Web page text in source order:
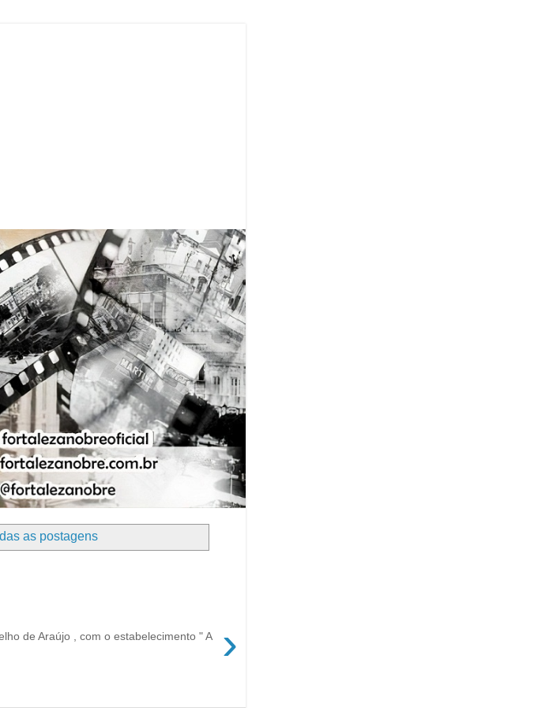
as postagens
›
de Araújo , com o estabelecimento " A